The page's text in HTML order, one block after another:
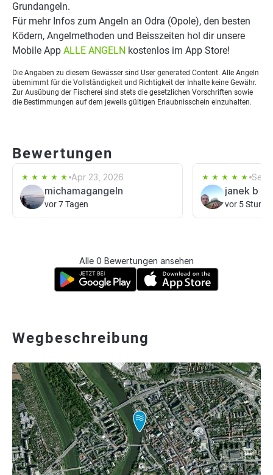
Grundangeln.
Für mehr Infos zum Angeln an Odra (Opole), den besten
Ködern, Angelmethoden und Beisszeiten hol dir unsere
Mobile App ALLE ANGELN kostenlos im App Store!
Die Angaben zu diesem Gewässer sind User generated Content. Alle Angeln
übernimmt für die Vollständigkeit und Richtigkeit der Inhalte keine Gewähr.
Zur Ausübung der Fischerei sind stets die gesetzlichen Vorschriften sowie
die Bestimmungen auf dem jeweils gültigen Erlaubnisschein einzuhalten.
Bewertungen
Apr 23, 2026
michamagangeln
vor 7 Tagen
Sep
janek b
vor 5
Alle 0 Bewertungen ansehen
Wegbeschreibung